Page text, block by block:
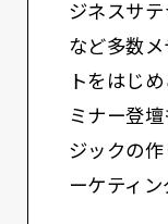
ジネスサテ
など多数
トをはじ
ミナー登
ジックの
ーケティン